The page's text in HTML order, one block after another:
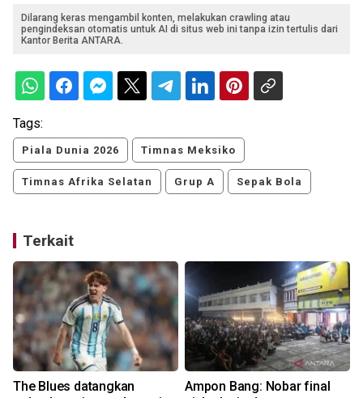
Dilarang keras mengambil konten, melakukan crawling atau
pengindeksan otomatis untuk AI di situs web ini tanpa izin tertulis dari
Kantor Berita ANTARA.
Tags:
Piala Dunia 2026 Timnas Meksiko
Timnas Afrika Selatan Grup A Sepak Bola
Terkait
The Blues datangkan
Ampon Bang: Nobar final